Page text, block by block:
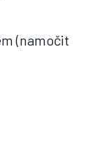
(namočit